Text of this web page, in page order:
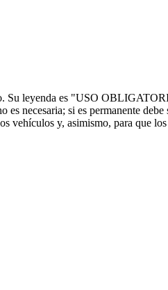
Su leyenda es "USO
necesaria; si es permanente
vehículos y, asimismo, para que